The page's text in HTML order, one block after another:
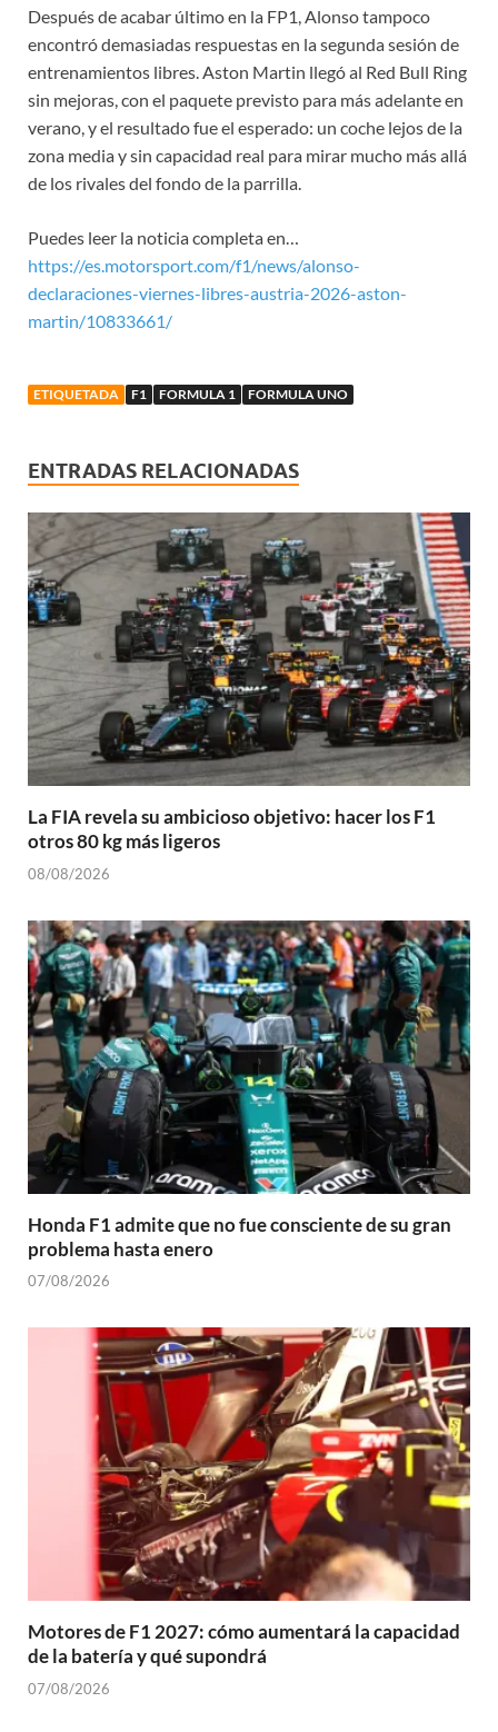
Después de acabar último en la FP1, Alonso tampoco
encontró demasiadas respuestas en la segunda sesión de
entrenamientos libres. Aston Martin llegó al Red Bull Ring
sin mejoras, con el paquete previsto para más adelante en
verano, y el resultado fue el esperado: un coche lejos de la
zona media y sin capacidad real para mirar mucho más allá
de los rivales del fondo de la parrilla.
Puedes leer la noticia completa en…
https://es.motorsport.com/f1/news/alonso-
declaraciones-viernes-libres-austria-2026-aston-
martin/10833661/
ETIQUETADA F1 FORMULA 1 FORMULA UNO
ENTRADAS RELACIONADAS
La FIA revela su ambicioso objetivo: hacer los F1
otros 80 kg más ligeros
08/08/2026
Honda F1 admite que no fue consciente de su gran
problema hasta enero
07/08/2026
Motores de F1 2027: cómo aumentará la capacidad
de la batería y qué supondrá
07/08/2026